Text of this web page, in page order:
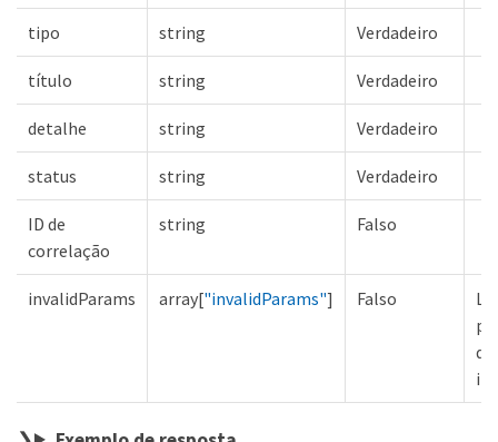
tipo string Verdadeiro
título string Verdadeiro
detalhe string Verdadeiro
status string Verdadeiro
ID de
correlação
string Falso
invalidParams array["invalidParams"] Falso